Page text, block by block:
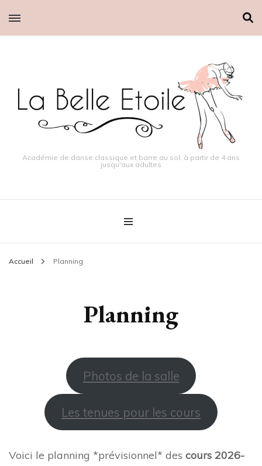
Académie de danse classique et barre au sol, à partir de 4 ans
jusqu'aux adultes
Accueil Planning
Planning
Photos de la salle
Les tenues pour les cours
Voici le planning *prévisionnel* des cours 2026-